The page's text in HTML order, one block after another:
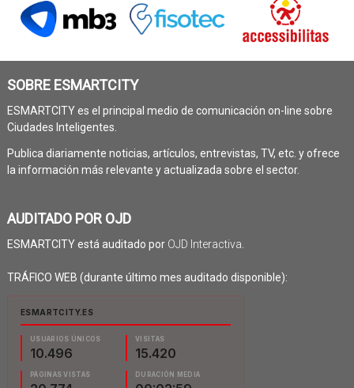
SOBRE ESMARTCITY
ESMARTCITY es el principal medio de comunicación on-line sobre
Ciudades Inteligentes.
Publica diariamente noticias, artículos, entrevistas, TV, etc. y ofrece
la información más relevante y actualizada sobre el sector.
AUDITADO POR OJD
ESMARTCITY está auditado por OJD Interactiva
TRÁFICO WEB (durante último mes auditado disponible):